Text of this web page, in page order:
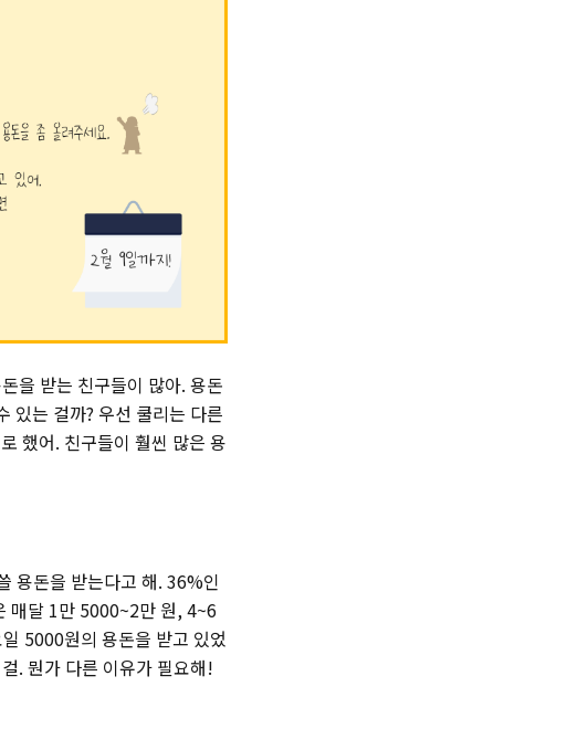
을 받는 친구들이 많아. 용돈
있는 걸까? 우선 쿨리는 다른
했어. 친구들이 훨씬 많은 용
용돈을 받는다고 해. 36%인
매달 1만 5000~2만 원, 4~6
5000원의 용돈을 받고 있었
. 뭔가 다른 이유가 필요해!